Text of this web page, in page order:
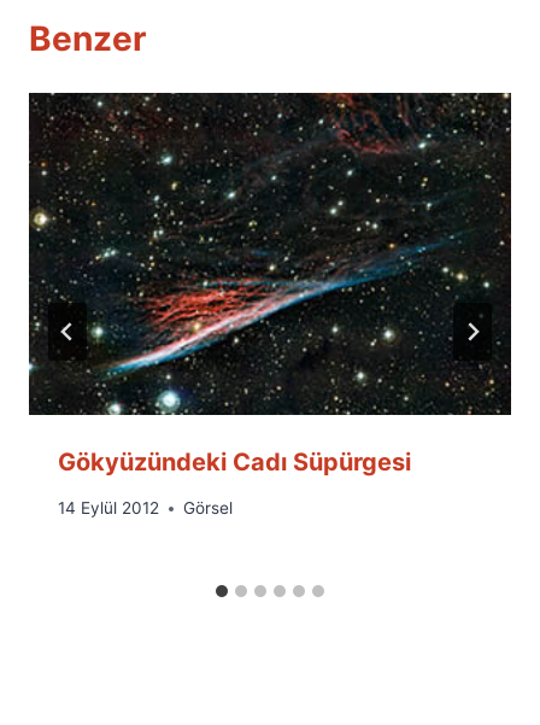
Benzer
Gökyüzündeki Cadı Süpürgesi
By
14 Eylül 2012 Görsel